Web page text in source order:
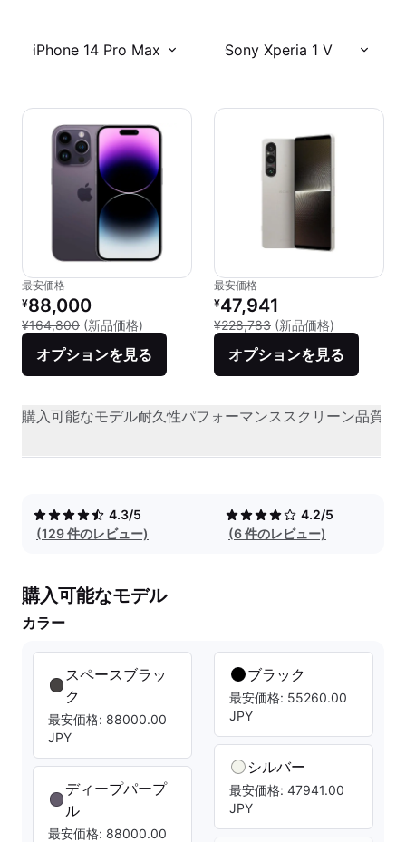
iPhone 14 Pro Max Sony Xperia 1 V
最安価格
リファービッシュ品の価格：
¥88,000
¥164,800 (新品価格) 新品との比較：¥164,800
オプションを見る
最安価格
リファービッシュ品の価格：
¥47,941
¥228,783 (新品価格)
オプションを見る
購入可能なモデル耐久性パフォーマンススクリーン品質
4.3/5
(129 件のレビュー)
4.2/5
(6 件のレビュー)
購入可能なモデル
カラー
スペースブラッ
ク
最安価格: 88000.00
JPY
ディープパープ
ル
最安価格: 88000.00
ブラック
最安価格: 55260.00
JPY
シルバー
最安価格: 47941.00
JPY